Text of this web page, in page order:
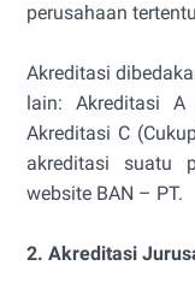
perusahaan
Akreditasi
lain: Akreditasi
Akreditasi C
akreditasi suatu
website BAN – PT.
2. Akreditasi